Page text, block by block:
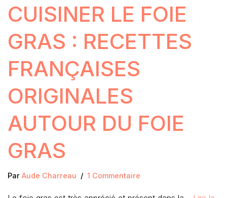
CUISINER LE FOIE
GRAS : RECETTES
FRANÇAISES
ORIGINALES
AUTOUR DU FOIE
GRAS
Par Aude Charreau 1 Commentaire